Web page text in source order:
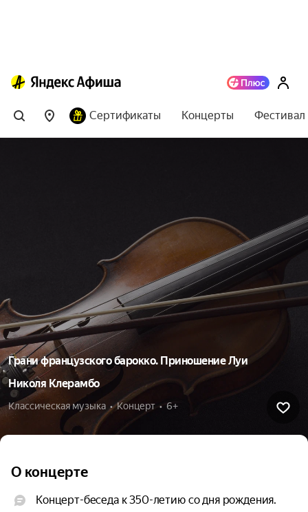
Сертификаты Концерты
Грани французского барокко. Приношение Луи
Николя Клерамбо
Классическая музыка  •  Концерт  •  6+
О концерте
Концерт-беседа к 350-летию со дня рождения.